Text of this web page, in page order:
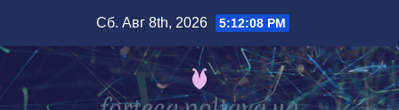
содержимому
Сб. Авг 8th, 2026 5:12:10 PM